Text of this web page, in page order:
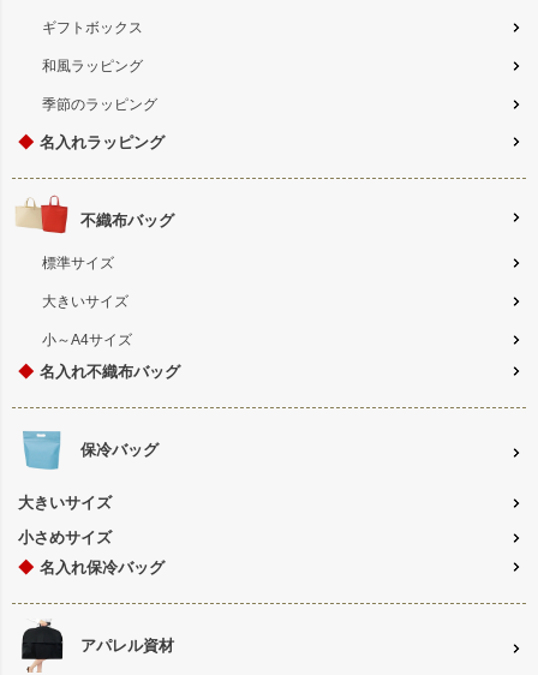
ギフトボックス
和風ラッピング
季節のラッピング
◆ 名入れラッピング
不織布バッグ
標準サイズ
大きいサイズ
小～A4サイズ
◆ 名入れ不織布バッグ
保冷バッグ
大きいサイズ
小さめサイズ
◆ 名入れ保冷バッグ
アパレル資材